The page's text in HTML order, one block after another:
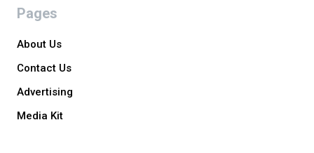
Pages
About Us
Contact Us
Advertising
Media Kit